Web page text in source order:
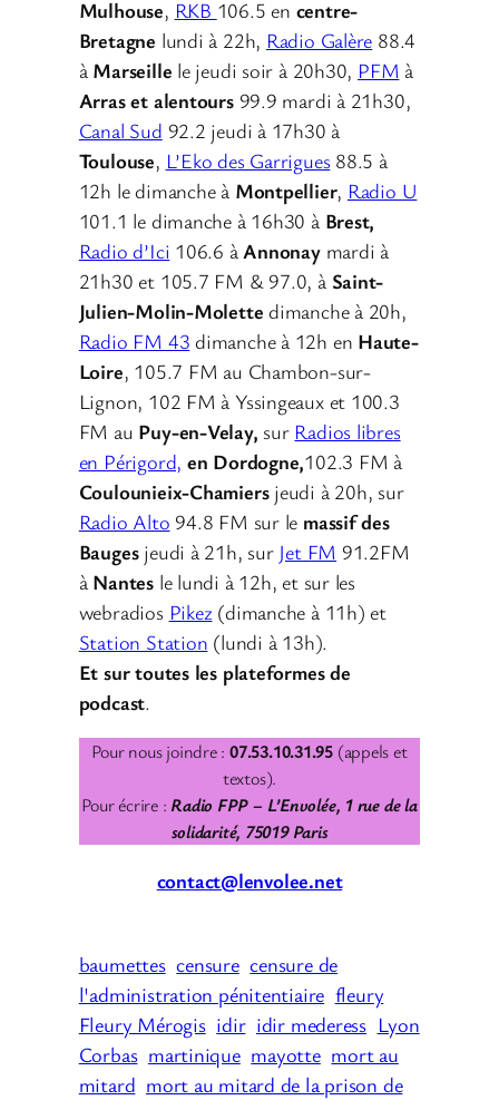
Mulhouse, RKB 106.5 en centre-
Bretagne lundi à 22h, Radio Galère 88.4
à Marseille le jeudi soir à 20h30, PFM à
Arras et alentours99.9 mardi à 21h30,
Canal Sud 92.2 jeudi à 17h30 à
Toulouse, L’Eko des Garrigues88.5 à
12h le dimanche à Montpellier, Radio U
101.1 le dimanche à 16h30 à Brest,
Radio d’Ici 106.6 à Annonay mardi à
21h30 et 105.7 FM & 97.0, à Saint-
Julien-Molin-Molette dimanche à 20h,
Radio FM 43 dimanche à 12h en Haute-
Loire, 105.7 FM au Chambon-sur-
Lignon, 102 FM à Yssingeaux et 100.3
FM au Puy-en-Velay, sur Radios libres
en Périgord, en Dordogne,102.3 FM à
Coulounieix-Chamiers jeudi à 20h, sur
Radio Alto 94.8 FM sur le massif des
Bauges jeudi à 21h, sur Jet FM 91.2FM
à Nantesle lundi à 12h, et sur les
webradios Pikez (dimanche à 11h) et
Station Station (lundi à 13h).
Et sur toutes les plateformes de
podcast.
Pour nous joindre : 07.53.10.31.95 (appels et
textos).
Pour écrire : Radio FPP – L’Envolée, 1 rue de la
solidarité, 75019 Paris
contact@lenvolee.net
baumettes censure censure de
l'administration pénitentiaire fleury
Fleury Mérogis idir idir mederess Lyon
Corbas martinique mayotte mort au
mitard mort au mitard de la prison de